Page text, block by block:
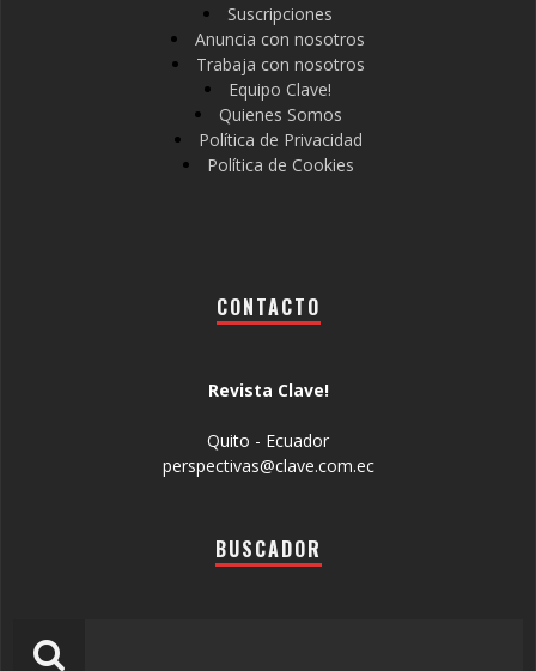
Suscripciones
Anuncia con nosotros
Trabaja con nosotros
Equipo Clave!
Quienes Somos
Política de Privacidad
Política de Cookies
CONTACTO
Revista Clave!
Quito - Ecuador
perspectivas@clave.com.ec
BUSCADOR